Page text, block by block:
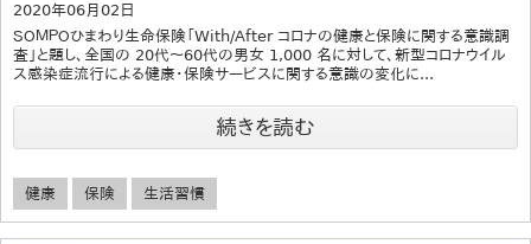
2020年06月02日
ＳＯＭＰＯひまわり生命保険「With/After コロナの健康と保険に関する意識調
査」と題し、全国の 20代～60代の男女 1,000 名に対して、新型コロナウイル
ス感染症流行による健康・保険サービスに関する意識の変化に...
続きを読む
健康 保険 生活習慣